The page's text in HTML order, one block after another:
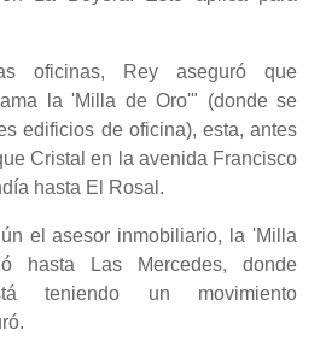
oficinas, Rey aseguró que
la 'Milla de Oro'" (donde se
edificios de oficina), esta, antes
Cristal en la avenida Francisco
hasta El Rosal.
el asesor inmobiliario, la 'Milla
hasta Las Mercedes, donde
teniendo un movimiento